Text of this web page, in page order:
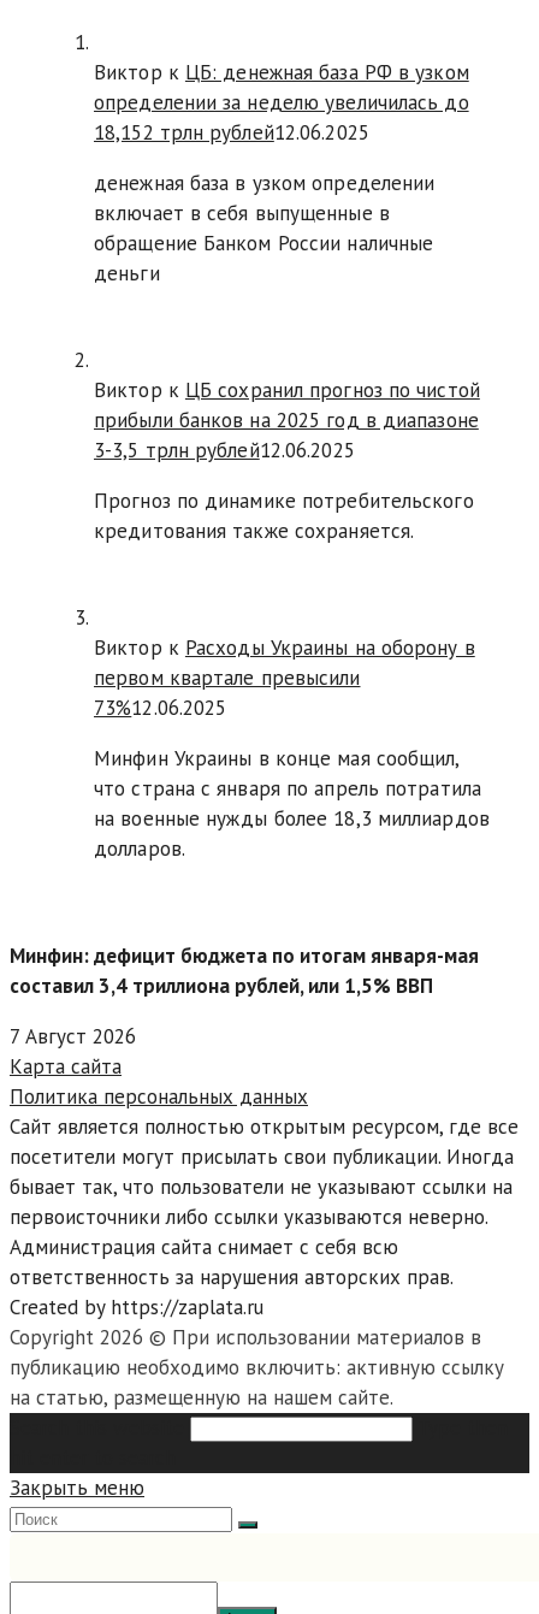
Виктор к ЦБ: денежная база РФ в узком
определении за неделю увеличилась до
18,152 трлн рублей12.06.2025
денежная база в узком определении
включает в себя выпущенные в
обращение Банком России наличные
деньги
Виктор к ЦБ сохранил прогноз по чистой
прибыли банков на 2025 год в диапазоне
3-3,5 трлн рублей12.06.2025
Прогноз по динамике потребительского
кредитования также сохраняется.
Виктор к Расходы Украины на оборону в
первом квартале превысили
73%12.06.2025
Минфин Украины в конце мая сообщил,
что страна с января по апрель потратила
на военные нужды более 18,3 миллиардов
долларов.
Минфин: дефицит бюджета по итогам января-мая
составил 3,4 триллиона рублей, или 1,5% ВВП
7 Август 2026
Карта сайта
Политика персональных данных
Сайт является полностью открытым ресурсом, где все
посетители могут присылать свои публикации. Иногда
бывает так, что пользователи не указывают ссылки на
первоисточники либо ссылки указываются неверно.
Администрация сайта снимает с себя всю
ответственность за нарушения авторских прав.
Created by https://zaplata.ru
Copyright 2026 © При использовании материалов в
публикацию необходимо включить: активную ссылку
на статью, размещенную на нашем сайте.
Закрыть меню